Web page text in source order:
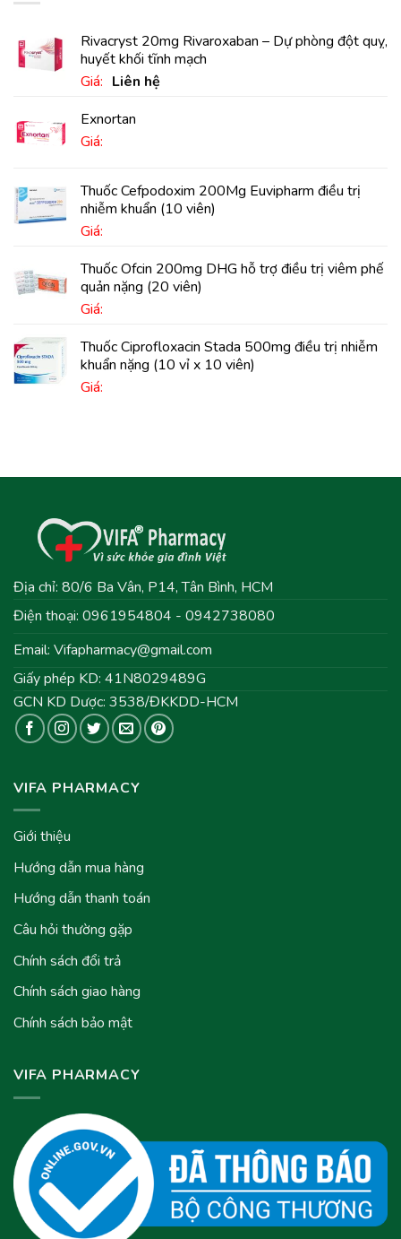
Rivacryst 20mg Rivaroxaban – Dự phòng đột quỵ,
huyết khối tĩnh mạch
Giá: Liên hệ
Exnortan
Giá:
Thuốc Cefpodoxim 200Mg Euvipharm điều trị
nhiễm khuẩn (10 viên)
Giá:
Thuốc Ofcin 200mg DHG hỗ trợ điều trị viêm phế
quản nặng (20 viên)
Giá:
Thuốc Ciprofloxacin Stada 500mg điều trị nhiễm
khuẩn nặng (10 vỉ x 10 viên)
Giá:
Địa chỉ: 80/6 Ba Vân, P14, Tân Bình, HCM
Điện thoại: 0961954804 - 0942738080
Email: Vifapharmacy@gmail.com
Giấy phép KD: 41N8029489G
GCN KD Dược: 3538/ĐKKDD-HCM
VIFA PHARMACY
Giới thiệu
Hướng dẫn mua hàng
Hướng dẫn thanh toán
Câu hỏi thường gặp
Chính sách đổi trả
Chính sách giao hàng
Chính sách bảo mật
VIFA PHARMACY